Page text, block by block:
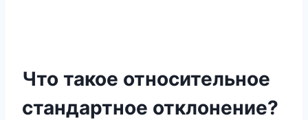
Что такое относительное
стандартное отклонение?